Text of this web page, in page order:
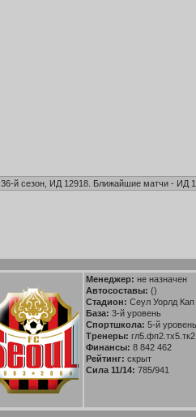
36-й сезон, ИД 12918. Ближайшие матчи - ИД
Менеджер: не назначен
Автосоставы: ()
Стадион: Сеул Уорлд
База: 3-й уровень
Спортшкола: 5-й
Тренеры:
Финансы: 8 842 462
Рейтинг: скрыт
Сила 11/14: 785/941